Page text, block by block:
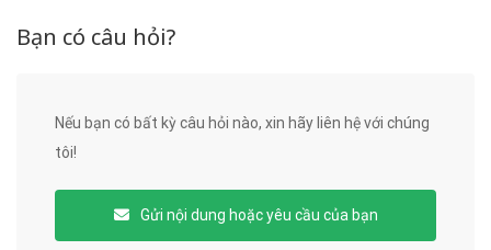
Bạn có câu hỏi?
Nếu bạn có bất kỳ câu hỏi nào, xin hãy liên hệ với chúng
tôi!
Gửi nội dung hoặc yêu cầu của bạn